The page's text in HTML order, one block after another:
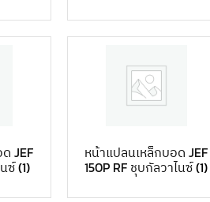
JEF
ซ์(1)
หน้าแปลนเหล็กบอด JEF
150P RF ชุบกัลวาไนซ์(1)